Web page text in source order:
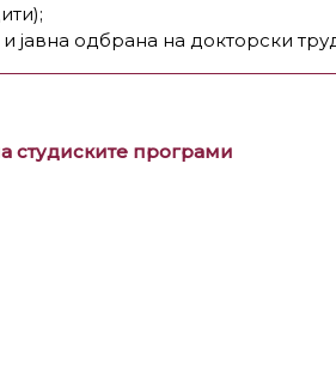
јавна одбрана на докторски
студиските програми